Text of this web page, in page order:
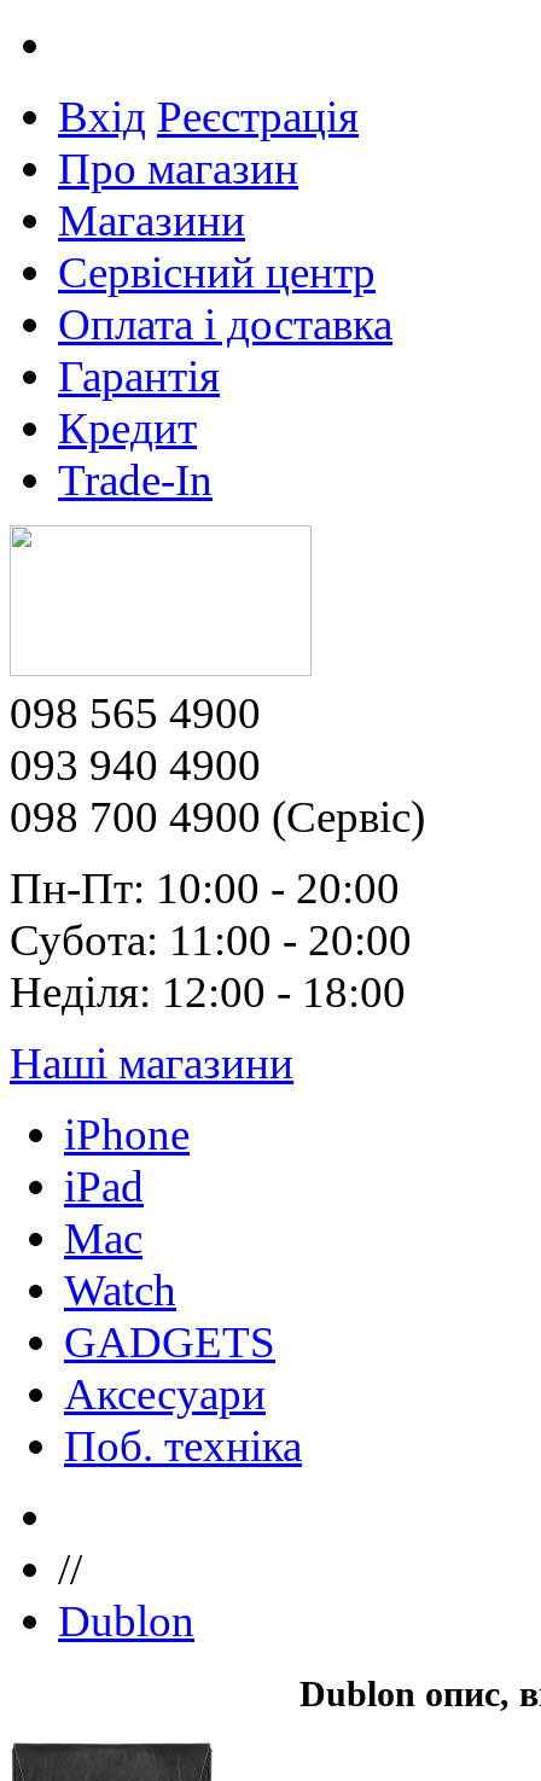
Вхід Реєстрація
Про магазин
Магазини
Сервісний центр
Оплата і доставка
Гарантія
Кредит
Trade-In
098 565 4900
093 940 4900
098 700 4900 (Сервіс)
Пн-Пт: 10:00 - 20:00
Субота: 11:00 - 20:00
Неділя: 12:00 - 18:00
Наші магазини
iPhone
iPad
Mac
Watch
GADGETS
Аксесуари
Поб. техніка
//
Dublon
Dublon опис,